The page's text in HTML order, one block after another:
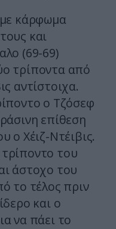
κάρφωμα
και
(69-69)
τρίποντα από
αντίστοιχα.
ο Τζόσεφ
επίθεση
ο Χέιζ-Ντέιβις.
του
άστοχο του
το τέλος πριν
και ο
να πάει το